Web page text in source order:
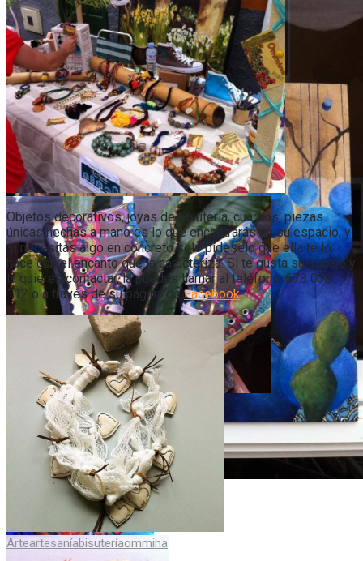
Objetos decorativos, joyas de bisutería, cuadros, piezas
únicas hechas a mano es lo que encontrarás en su espacio, y
si necesitas algo en concreto solo pídeselo que ella te lo
hace con el encanto que la caracteriza. Si te gusta su trabajo y
la quieres contactar, la puedes llamar al teléfono: 678 030
112 o a través de su página de Facebook.
Arteartesaníabisuteríaommina